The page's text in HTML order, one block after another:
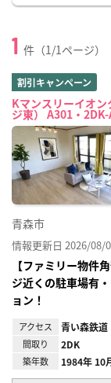
1 件（1/1ページ）
割引キャンペーン
Kマンスリーイオ
ジ東） A301・
青森市
情報更新日 2026/08/
【ファミリー物件
ジ近くの駐車場有
ョン！
アクセス 青い森鉄
間取り 2DK
築年数 1984年 10